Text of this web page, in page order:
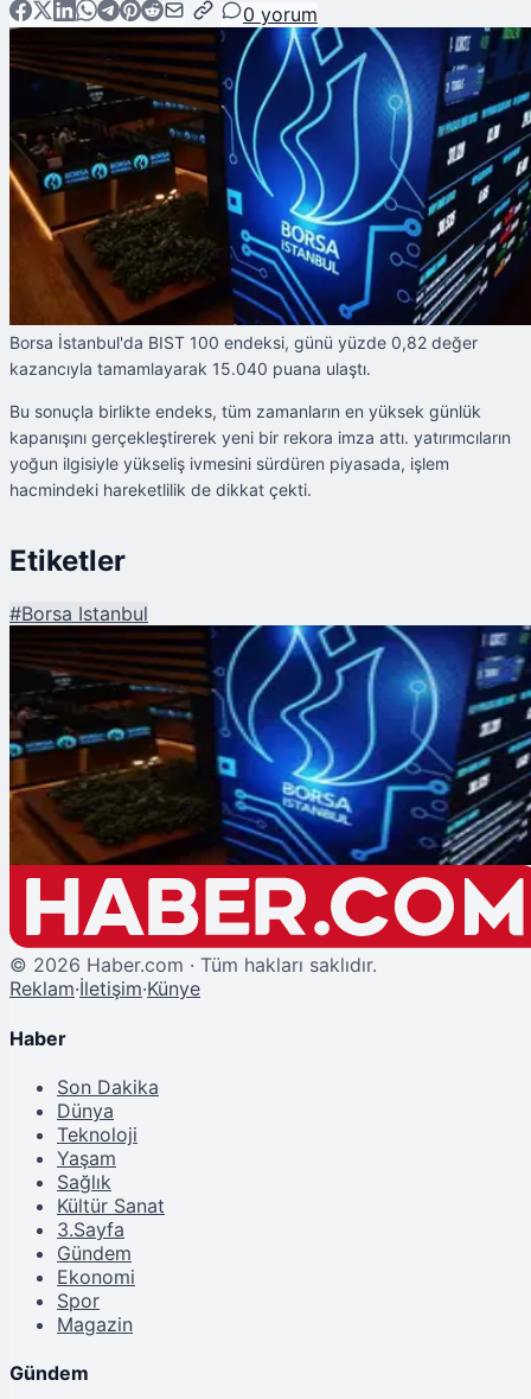
0 yorum
Borsa İstanbul'da BIST 100 endeksi, günü yüzde 0,82 değer
kazancıyla tamamlayarak 15.040 puana ulaştı.
Bu sonuçla birlikte endeks, tüm zamanların en yüksek günlük
kapanışını gerçekleştirerek yeni bir rekora imza attı. yatırımcıların
yoğun ilgisiyle yükseliş ivmesini sürdüren piyasada, işlem
hacmindeki hareketlilik de dikkat çekti.
Etiketler
#Borsa Istanbul
Şu An Okunan
Borsa İstanbul Rekor Tazeledi: 15 Bin Puanı Geçti
© 2026 Haber.com · Tüm hakları saklıdır.
Reklam·İletişim·Künye
Haber
Son Dakika
Dünya
Teknoloji
Yaşam
Sağlık
Kültür Sanat
3.Sayfa
Gündem
Ekonomi
Spor
Magazin
Gündem